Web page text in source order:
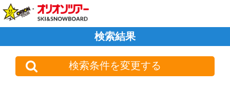
検索結果
検索条件を変更する